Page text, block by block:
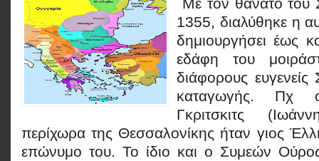
Με τον θάνατο του
1355, διαλύθηκε η
δημιουργήσει έως
εδάφη του
διάφορους ευγενείς
καταγωγής. Πχ
Γκριτσκιτς
περίχωρα της Θεσσαλονίκης ήταν γιος
επώνυμο του. Το ίδιο και ο Συμεών